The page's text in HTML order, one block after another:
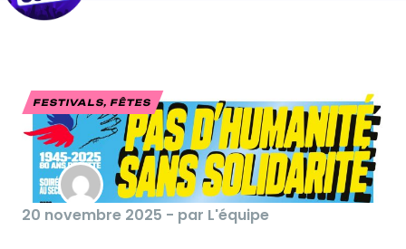
FESTIVALS, FÊTES
20 novembre 2025 - par L'équipe